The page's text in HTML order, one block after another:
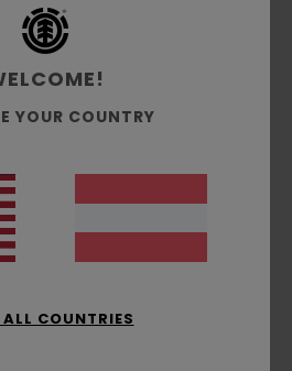
4 /5
YOUR COUNTRY
COUNTRIES